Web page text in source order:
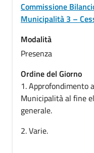
Commissione
Municipalità 3 –
Modalità
Presenza
Ordine del Giorno
1. Approfondimento
Municipalità al fine
generale.
2. Varie.